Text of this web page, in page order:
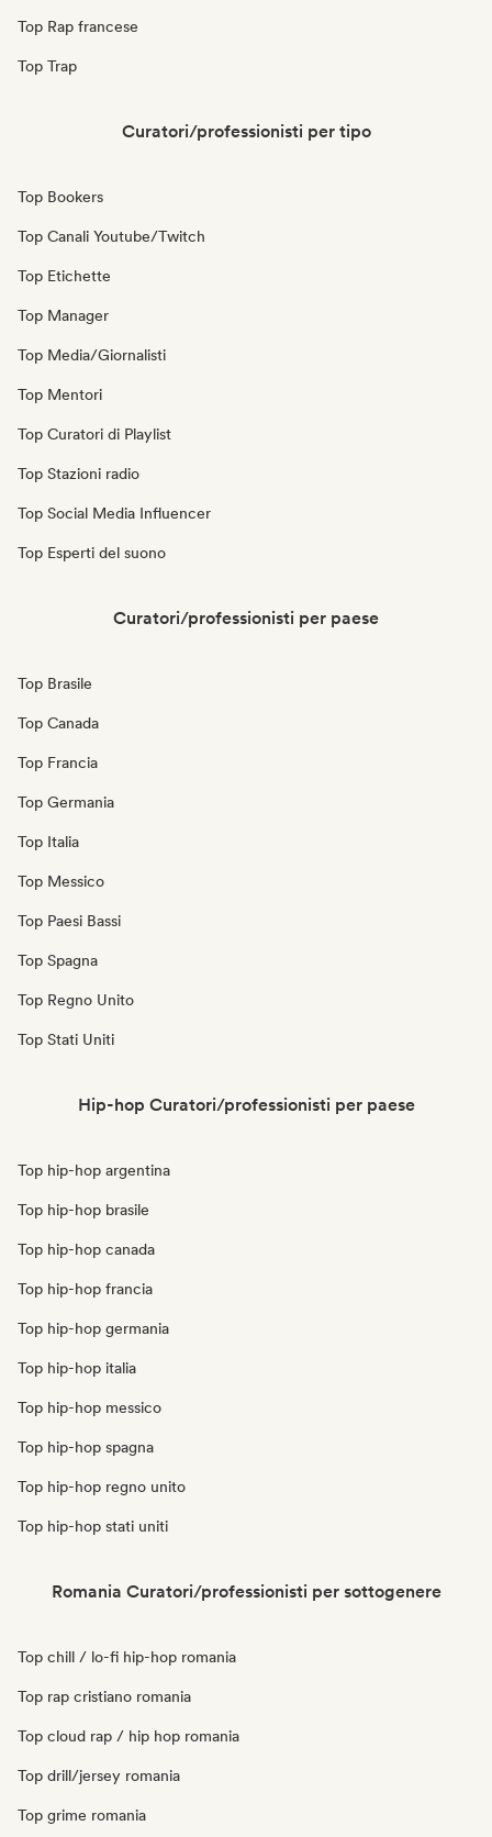
Top Rap francese
Top Trap
Curatori/professionisti per tipo
Top Bookers
Top Canali Youtube/Twitch
Top Etichette
Top Manager
Top Media/Giornalisti
Top Mentori
Top Curatori di Playlist
Top Stazioni radio
Top Social Media Influencer
Top Esperti del suono
Curatori/professionisti per paese
Top Brasile
Top Canada
Top Francia
Top Germania
Top Italia
Top Messico
Top Paesi Bassi
Top Spagna
Top Regno Unito
Top Stati Uniti
Hip-hop Curatori/professionisti per paese
Top hip-hop argentina
Top hip-hop brasile
Top hip-hop canada
Top hip-hop francia
Top hip-hop germania
Top hip-hop italia
Top hip-hop messico
Top hip-hop spagna
Top hip-hop regno unito
Top hip-hop stati uniti
Romania Curatori/professionisti per sottogenere
Top chill / lo-fi hip-hop romania
Top rap cristiano romania
Top cloud rap / hip hop romania
Top drill/jersey romania
Top grime romania